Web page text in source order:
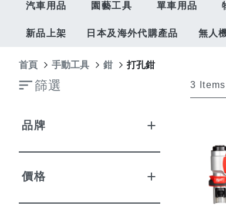
汽車用品 園藝工具 單車用品
新品上架 日本及海外代購產品 無人
首頁 手動工具 鉗
打孔鉗
3 Items
篩選
品牌
價格